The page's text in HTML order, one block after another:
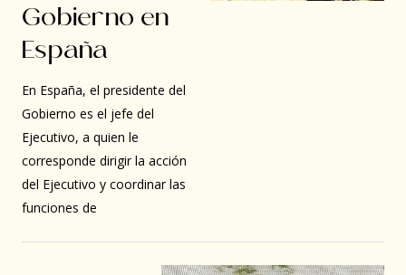
Gobierno en
España
En España, el presidente del
Gobierno es el jefe del
Ejecutivo, a quien le
corresponde dirigir la acción
del Ejecutivo y coordinar las
funciones de